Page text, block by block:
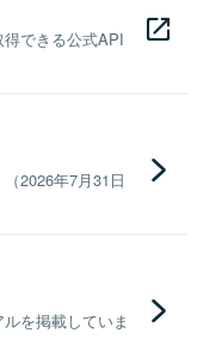
できる公式API
2026年7月31日
を掲載していま